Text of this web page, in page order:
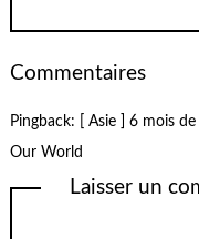
Commentaires
Pingback:
[ Asie ] 6 mois
Our World
Laisser un